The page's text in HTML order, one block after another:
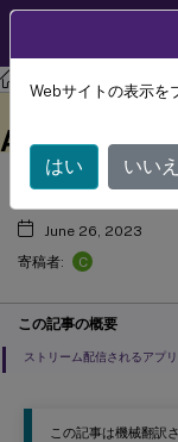
Profile
この記事は機械翻訳
Profile
Apps
June 26, 2023
寄稿者:
C
この記事の概要
ストリーム配信されるアプ
Webサイトの表示を
はい いいえ